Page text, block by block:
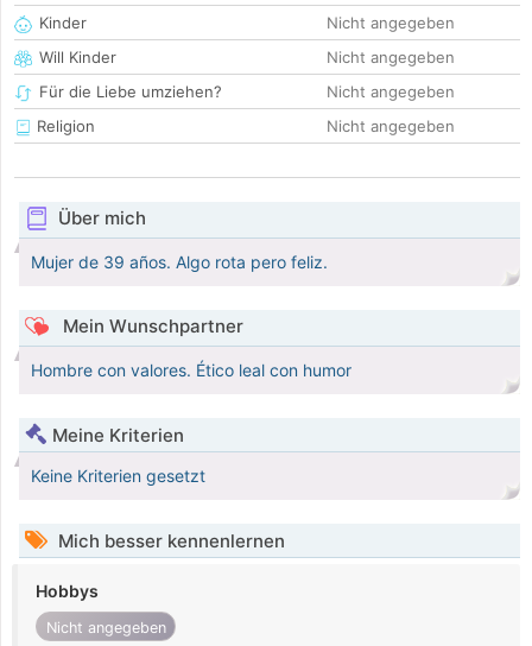
Kinder
Nicht angegeben
Will Kinder
Nicht angegeben
Für die Liebe umziehen?
Nicht angegeben
Religion
Nicht angegeben
Über mich
Mujer de 39 años. Algo rota pero feliz.
Mein Wunschpartner
Hombre con valores. Ético leal con humor
Meine Kriterien
Keine Kriterien gesetzt
Mich besser kennenlernen
Hobbys
Nicht angegeben